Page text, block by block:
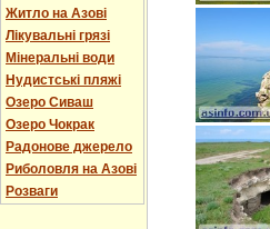
Житло на Азові
Лікувальні грязі
Мінеральні води
Нудистські пляжі
Озеро Сиваш
Озеро Чокрак
Радонове джерело
Риболовля на Азові
Розваги